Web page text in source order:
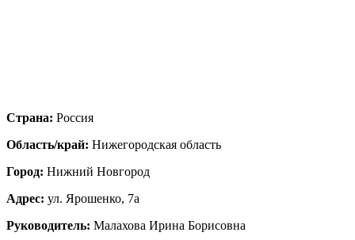
Страна: Россия
Область/край: Нижегородская область
Город: Нижний Новгород
Адрес: ул. Ярошенко, 7а
Руководитель: Малахова Ирина Борисовна